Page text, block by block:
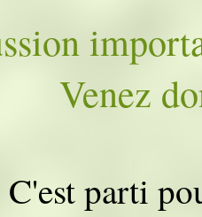
Venez
C'est parti